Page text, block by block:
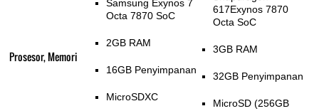
Prosesor, Memori
Samsung Exynos 7
Octa 7870 SoC
2GB RAM
16GB Penyimpanan
MicroSDXC
617Exynos 7870
Octa SoC
3GB RAM
32GB Penyimpanan
MicroSD (256GB